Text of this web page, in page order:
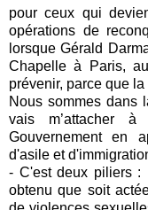
pour ceux qui
opérations de
lorsque Gérald
Chapelle à Paris,
prévenir, parce que
Nous sommes dans
vais m’attacher
Gouvernement en
d'asile et
- C'est deux piliers :
obtenu que soit